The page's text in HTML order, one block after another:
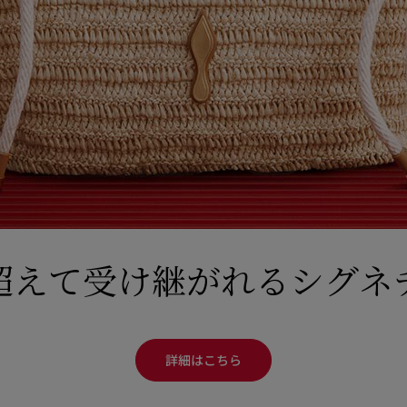
えて受け継がれるシグネ
詳細はこちら